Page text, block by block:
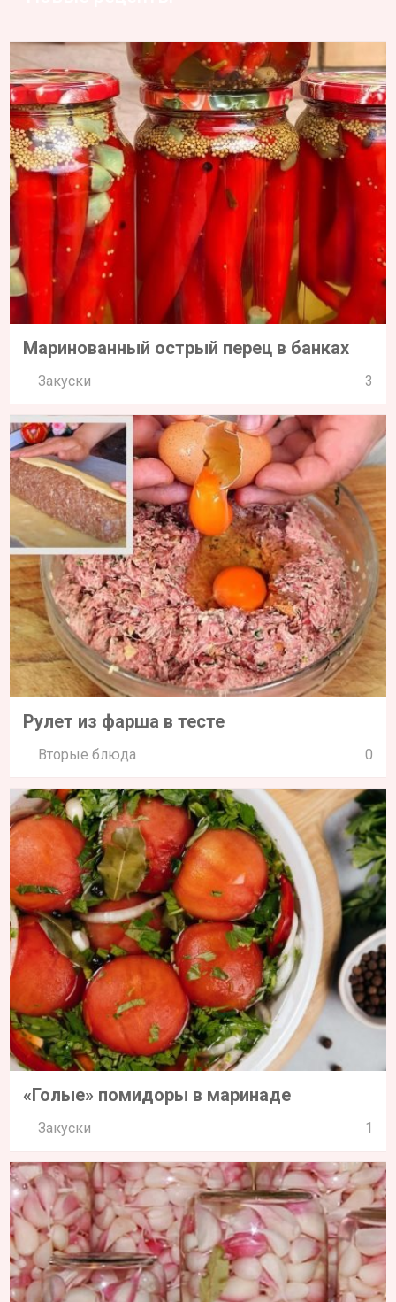
Маринованный острый перец в банках
Закуски 3
Рулет из фарша в тесте
Вторые блюда 0
«Голые» помидоры в маринаде
Закуски 1